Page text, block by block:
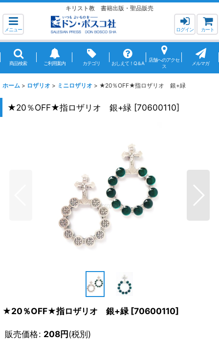
キリスト教 書籍出版・聖品販売
メニュー ログイン カート
商品検索 ご利用案内 カテゴリ おしえて！Q＆A
店舗へのアクセ
ス
メルマガ
ホーム > ロザリオ > ミニロザリオ > ★20％OFF★指ロザリオ 銀+緑
★20％OFF★指ロザリオ 銀+緑 [70600110]
★20％OFF★指ロザリオ 銀+緑 [70600110]
販売価格: 208円(税別)